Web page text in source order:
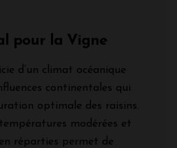
pour la Vigne
d’un climat océanique
continentales qui
optimale des raisins.
modérées et
réparties permet de